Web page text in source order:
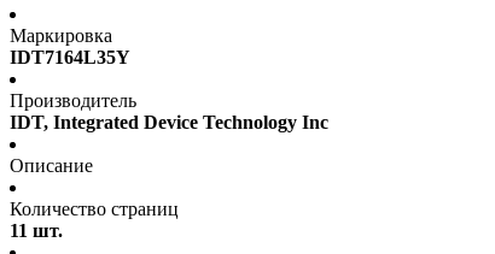
Маркировка
IDT7164L35Y
Производитель
IDT, Integrated Device Technology Inc
Описание
Количество страниц
11 шт.